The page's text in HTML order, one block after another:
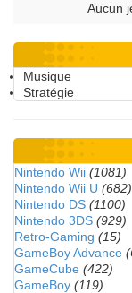
Aucun
Musique
Stratégie
Nintendo Wii (1081)
Nintendo Wii U (682)
Nintendo DS (1100)
Nintendo 3DS (929)
Retro-Gaming (15)
GameBoy Advance
GameCube (422)
GameBoy (119)